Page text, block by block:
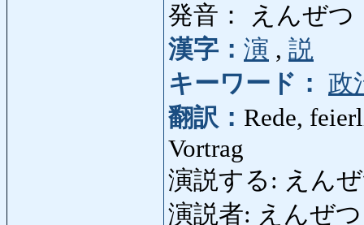
発音： えんぜつ
漢字： 演 , 説
キーワード： 政
翻訳： Rede,
Vortrag
演説する: えんぜ
演説者: えんぜつ